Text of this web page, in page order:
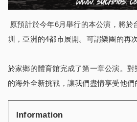
原預計於今年6月舉行的本公演，將於
圳，亞洲的4都市展開。可謂樂團的再次
於家鄉的體育館完成了第一章公演。
的海外全新挑戰，讓我們盡情享受他們
Information